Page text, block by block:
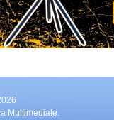
Multimediale.